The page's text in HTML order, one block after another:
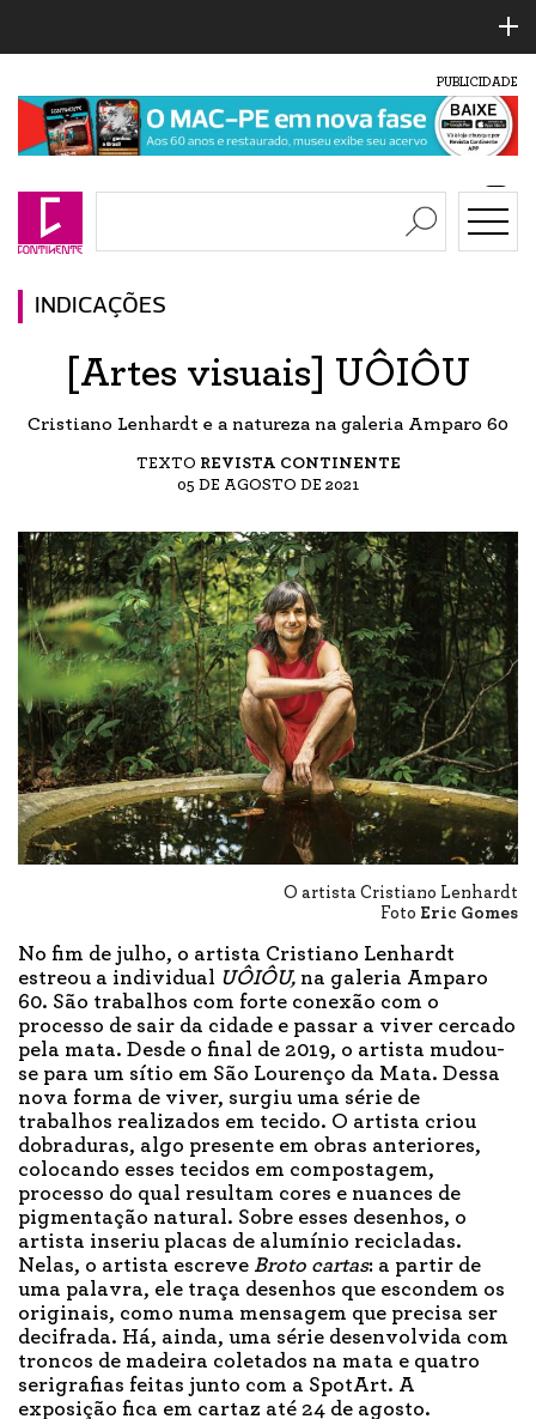
PUBLICIDADE
INDICAÇÕES
[Artes visuais] UÔIÔU
Cristiano Lenhardt e a natureza na galeria Amparo 60
TEXTO REVISTA CONTINENTE
05 DE AGOSTO DE 2021
O artista Cristiano Lenhardt
Foto Eric Gomes
No fim de julho, o artista Cristiano Lenhardt
estreou a individual UÔIÔU, na galeria Amparo
60. São trabalhos com forte conexão com o
processo de sair da cidade e passar a viver cercado
pela mata. Desde o final de 2019, o artista mudou-
se para um sítio em São Lourenço da Mata. Dessa
nova forma de viver, surgiu uma série de
trabalhos realizados em tecido. O artista criou
dobraduras, algo presente em obras anteriores,
colocando esses tecidos em compostagem,
processo do qual resultam cores e nuances de
pigmentação natural. Sobre esses desenhos, o
artista inseriu placas de alumínio recicladas.
Nelas, o artista escreve Broto cartas: a partir de
uma palavra, ele traça desenhos que escondem os
originais, como numa mensagem que precisa ser
decifrada. Há, ainda, uma série desenvolvida com
troncos de madeira coletados na mata e quatro
serigrafias feitas junto com a SpotArt. A
exposição fica em cartaz até 24 de agosto.